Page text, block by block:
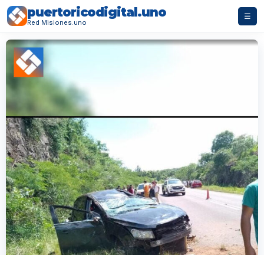
puertoricodigital.uno
Red Misiones.uno
☰